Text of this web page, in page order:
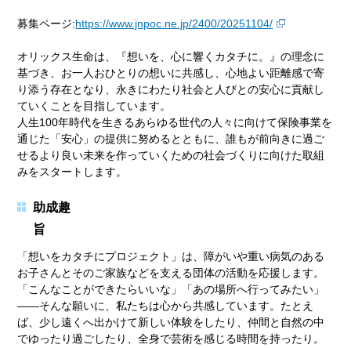
募集ページ:https://www.jnpoc.ne.jp/2400/20251104/
オリックス生命は、『想いを、心に響くカタチに。』の理念に
基づき、お一人おひとりの想いに共感し、心地よい距離感で寄
り添う存在となり、永きにわたり社会と人びとの安心に貢献し
ていくことを目指しています。
人生100年時代を生きるあらゆる世代の人々に向けて保険事業を
通じた「安心」の提供に努めるとともに、誰もが前向きに過ご
せるより良い未来を作っていくための社会づくりに向けた取組
みをスタートします。
助成趣
「想いをカタチにプロジェクト」は、障がいや重い病気のある
お子さんとそのご家族などを支える団体の活動を応援します。
「こんなことができたらいいな」「あの場所へ行ってみたい」
――そんな願いに、私たちは心から共感しています。たとえ
ば、少し遠くへ出かけて新しい体験をしたり、仲間と自然の中
でゆったり過ごしたり、全身で芸術を感じる時間を持ったり。